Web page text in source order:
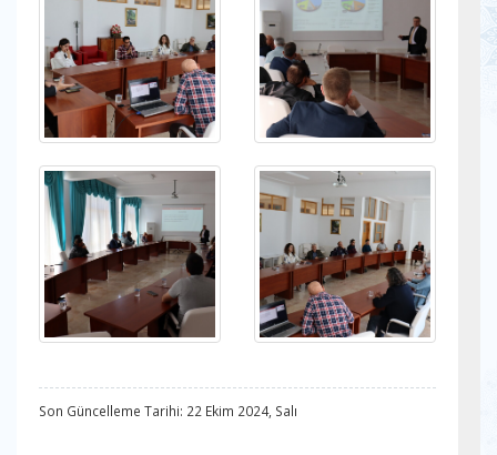
Son Güncelleme Tarihi: 22 Ekim 2024, Salı